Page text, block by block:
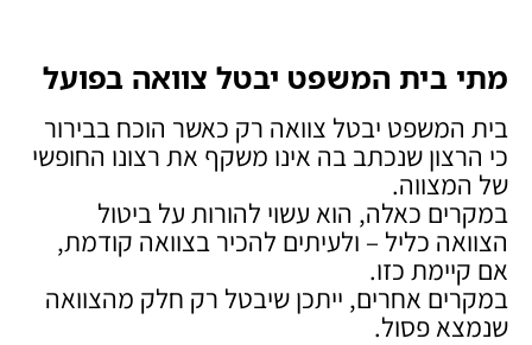
מתי בית המשפט יבטל צוואה בפועל
בית המשפט יבטל צוואה רק כאשר הוכח בבירור
כי הרצון שנכתב בה אינו משקף את רצונו החופשי
של המצווה.
במקרים כאלה, הוא עשוי להורות על ביטול
הצוואה כליל – ולעיתים להכיר בצוואה קודמת,
אם קיימת כזו.
במקרים אחרים, ייתכן שיבטל רק חלק מהצוואה
שנמצא פסול.